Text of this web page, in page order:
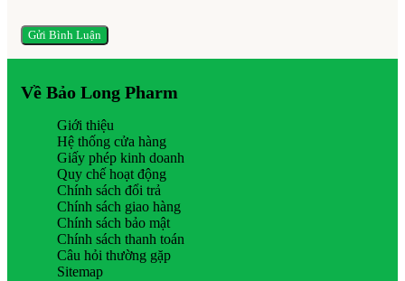
Về Bảo Long Pharm
Giới thiệu
Hệ thống cửa hàng
Giấy phép kinh doanh
Quy chế hoạt động
Chính sách đổi trả
Chính sách giao hàng
Chính sách bảo mật
Chính sách thanh toán
Câu hỏi thường gặp
Sitemap